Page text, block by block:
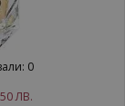
0
ЛВ.